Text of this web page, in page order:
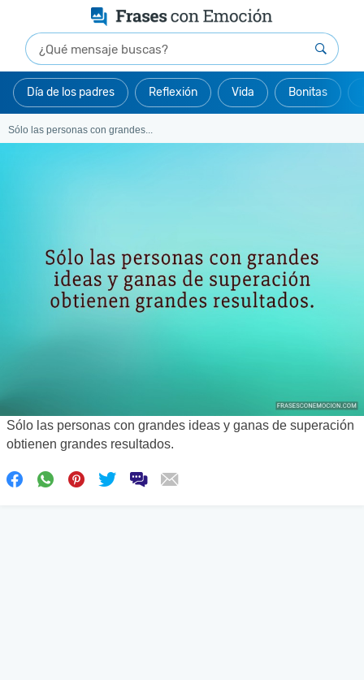
Día de los padres Reflexión Vida Bonitas
Sólo las personas con grandes...
Sólo las personas con grandes ideas y ganas de superación
obtienen grandes resultados.